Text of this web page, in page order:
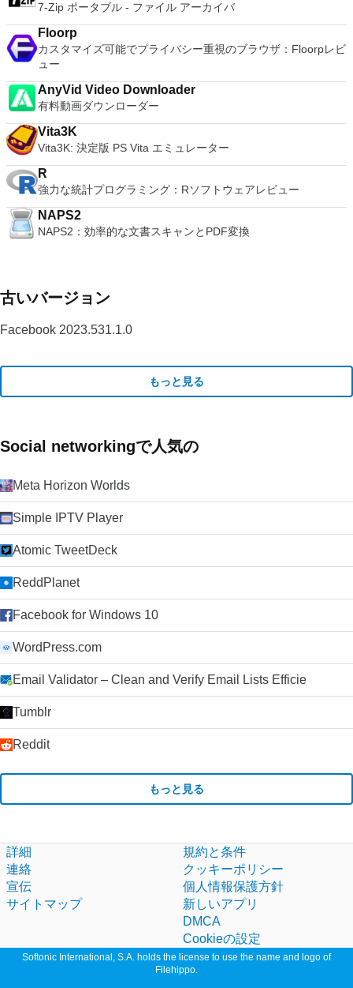
7-Zip ポータブル - ファイル アーカイバ
Floorp
カスタマイズ可能でプライバシー重視のブラウザ：Floorpレビ
ュー
AnyVid Video Downloader
有料動画ダウンローダー
Vita3K
Vita3K: 決定版 PS Vita エミュレーター
R
強力な統計プログラミング：Rソフトウェアレビュー
NAPS2
NAPS2：効率的な文書スキャンとPDF変換
古いバージョン
Facebook 2023.531.1.0
もっと見る
Social networkingで人気の
Meta Horizon Worlds
Simple IPTV Player
Atomic TweetDeck
ReddPlanet
Facebook for Windows 10
WordPress.com
Email Validator – Clean and Verify Email Lists Efficie
Tumblr
Reddit
もっと見る
詳細
連絡
宣伝
サイトマップ
規約と条件
クッキーポリシー
個人情報保護方針
新しいアプリ
DMCA
Cookieの設定
Softonic International, S.A. holds the license to use the name and logo of
Filehippo.